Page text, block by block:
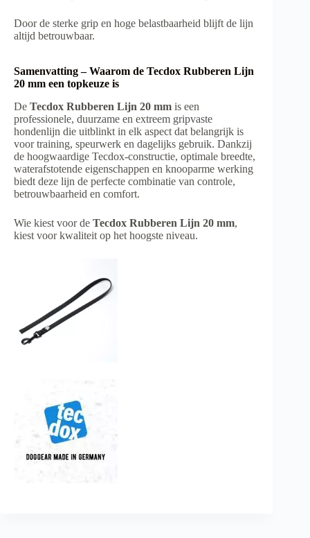
Door de sterke grip en hoge belastbaarheid blijft de lijn
altijd betrouwbaar.
Samenvatting – Waarom de Tecdox Rubberen Lijn
20 mm een topkeuze is
De Tecdox Rubberen Lijn 20 mm is een
professionele, duurzame en extreem gripvaste
hondenlijn die uitblinkt in elk aspect dat belangrijk is
voor training, speurwerk en dagelijks gebruik. Dankzij
de hoogwaardige Tecdox-constructie, optimale breedte,
waterafstotende eigenschappen en knooparme werking
biedt deze lijn de perfecte combinatie van controle,
betrouwbaarheid en comfort.
Wie kiest voor de Tecdox Rubberen Lijn 20 mm,
kiest voor kwaliteit op het hoogste niveau.